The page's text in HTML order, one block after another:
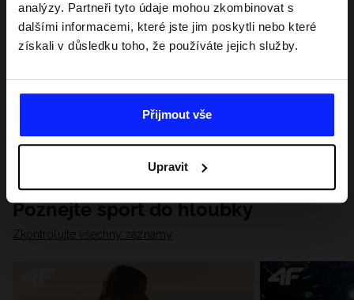
analýzy. Partneři tyto údaje mohou zkombinovat s
dalšími informacemi, které jste jim poskytli nebo které
získali v důsledku toho, že používáte jejich služby.
Přijmout vše
Upravit
Poznejte sport do hloubky
Zkontrolujte všechny záznamy